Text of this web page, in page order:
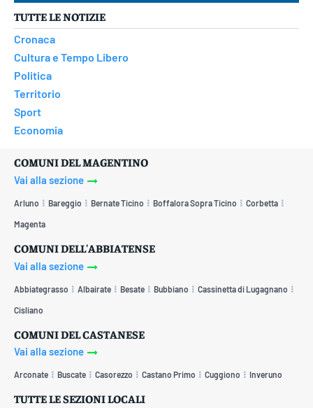
TUTTE LE NOTIZIE
Cronaca
Cultura e Tempo Libero
Politica
Territorio
Sport
Economia
COMUNI DEL MAGENTINO
Vai alla sezione
Arluno Bareggio Bernate Ticino Boffalora Sopra Ticino Corbetta
Magenta
COMUNI DELL'ABBIATENSE
Vai alla sezione
Abbiategrasso Albairate Besate Bubbiano Cassinetta di Lugagnano
Cisliano
COMUNI DEL CASTANESE
Vai alla sezione
Arconate Buscate Casorezzo Castano Primo Cuggiono Inveruno
TUTTE LE SEZIONI LOCALI